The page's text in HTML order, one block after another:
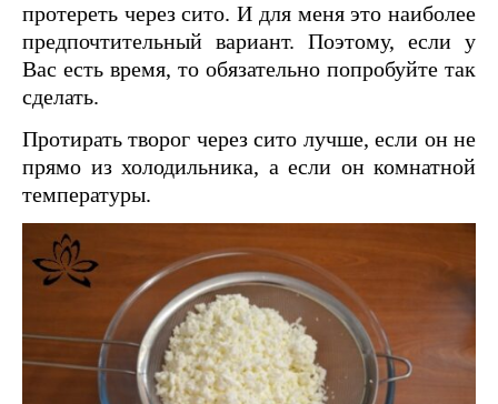
протереть через сито. И для меня это наиболее
предпочтительный вариант. Поэтому, если у
Вас есть время, то обязательно попробуйте так
сделать.
Протирать творог через сито лучше, если он не
прямо из холодильника, а если он комнатной
температуры.